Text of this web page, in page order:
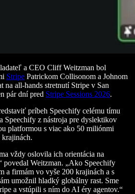
a CEO Cliff Weitzman bol
Stripe Patrickom Collisonom a Johnom
na all-hands stretnutí Stripe v San
pár dní pred Stripe Sessions 2026.
príbeh Speechify celému tímu
Speechify z nástroja pre dyslektikov
platformou s viac ako 50 miliónmi
vždy oslovila ich orientácia na
povedal Weitzman. „Ako Speechify
a firmám vo vyše 200 krajinách a s
umožnil hladký globálny rast. Sme
a vstúpili s ním do AI éry agentov.“